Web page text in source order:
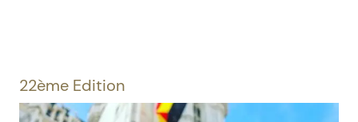
22ème Edition